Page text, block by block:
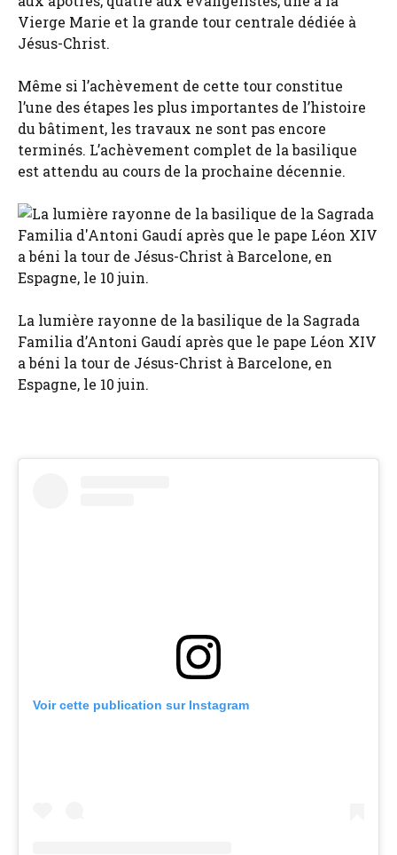
Vierge Marie et la grande tour centrale dédiée à
Jésus-Christ.
Même si l’achèvement de cette tour constitue
l’une des étapes les plus importantes de l’histoire
du bâtiment, les travaux ne sont pas encore
terminés. L’achèvement complet de la basilique
est attendu au cours de la prochaine décennie.
La lumière rayonne de la basilique de la Sagrada
Familia d’Antoni Gaudí après que le pape Léon XIV
a béni la tour de Jésus-Christ à Barcelone, en
Espagne, le 10 juin.
Voir cette publication sur Instagram